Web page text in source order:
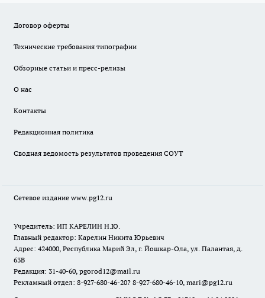
Договор оферты
Технические требования типографии
Обзорные статьи и пресс-релизы
О нас
Контакты
Редакционная политика
Сводная ведомость результатов проведения СОУТ
Сетевое издание www.pg12.ru
Учредитель: ИП КАРЕЛИН Н.Ю.
Главный редактор: Карелин Никита Юрьевич
Адрес: 424000, Республика Марий Эл, г. Йошкар-Ола, ул. Палантая, д.
63В
Редакция: 31-40-60, pgorod12@mail.ru
Рекламный отдел: 8-927-680-46-20? 8-927-680-46-10, mari@pg12.ru